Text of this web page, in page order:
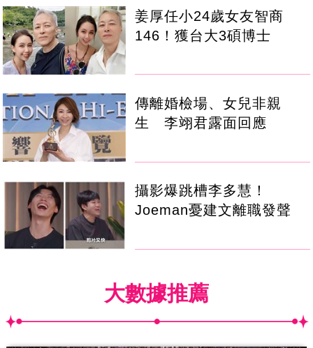
姜厚任小24歲女友智商
146！獲台大3碩博士
傳離婚檢場、女兒非親
生 李翊君露面回應
攝影爆跳槽李多慧！
Joeman憂建文離職發聲
大數據推薦